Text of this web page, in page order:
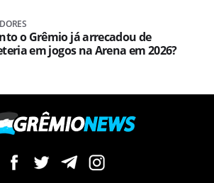
o Grêmio já arrecadou de
em jogos na Arena em 2026?